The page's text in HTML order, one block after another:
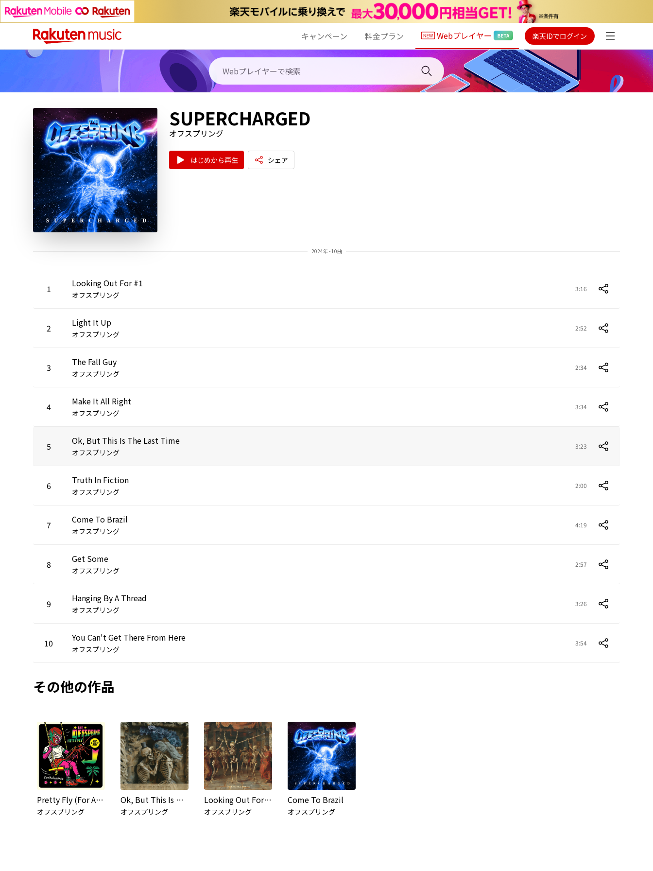
キャンペーン 料金プラン Webプレイヤー 楽天IDでログイン
SUPERCHARGED
オフスプリング
はじめから再生 シェア
2024年 - 10曲
1 Looking Out For #1
オフスプリング
3:16
2 Light It Up
オフスプリング
2:52
3 The Fall Guy
オフスプリング
2:34
4 Make It All Right
オフスプリング
3:34
5 Ok, But This Is The Last Time
オフスプリング
3:23
6 Truth In Fiction
オフスプリング
2:00
7 Come To Brazil
オフスプリング
4:19
8 Get Some
オフスプリング
2:57
9 Hanging By A Thread
オフスプリング
3:26
10 You Can't Get There From Here
オフスプリング
3:54
その他の作品
Pretty Fly (For A White Guy) (8onthebeat Mix)
オフスプリング
Ok, But This Is The Last Time (Piano Version)
オフスプリング
Looking Out For #1
オフスプリング
Come To Brazil
オフスプリング